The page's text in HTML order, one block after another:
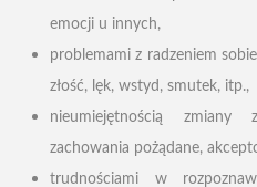
emocji u innych,
problemami z radzeniem
złość, lęk, wstyd, smutek, itp.,
nieumiejętnością zmiany
zachowania pożądane,
trudnościami w